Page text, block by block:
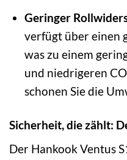
Geringer
verfügt über einen
was zu einem
und niedrigeren
schonen Sie die
Sicherheit, die zählt:
Der Hankook Ventus